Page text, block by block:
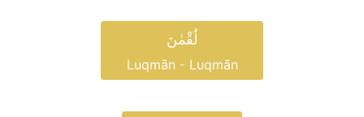
لُقْمٰنَ
Luqmān - Luqmān